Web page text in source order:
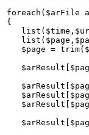
foreach($arFile
{
$page =